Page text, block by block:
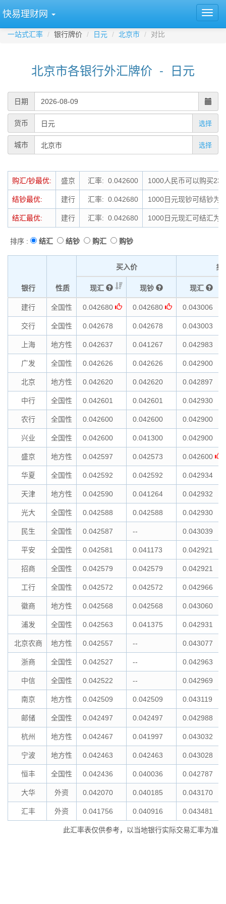
快易理财网
一站式汇率 银行牌价 日元 北京市 对比
北京市各银行外汇牌价 - 日元
日期
货币 选择
城市 选择
购汇/钞最优: 盛京 汇率: 0.042600 1000人民币可以购买
结钞最优: 建行 汇率: 0.042680 1000日元现钞可结钞为
结汇最优: 建行 汇率: 0.042680 1000日元现汇可结汇为
排序 : 结汇 结钞 购汇 购钞
银行 性质
买入价 卖
现汇 现钞 现汇
建行 全国性 0.042680 0.042680 0.043006
交行 全国性 0.042678 0.042678 0.043003
上海 地方性 0.042637 0.041267 0.042983
广发 全国性 0.042626 0.042626 0.042900
北京 地方性 0.042620 0.042620 0.042897
中行 全国性 0.042601 0.042601 0.042930
农行 全国性 0.042600 0.042600 0.042900
兴业 全国性 0.042600 0.041300 0.042900
盛京 地方性 0.042597 0.042573 0.042600
华夏 全国性 0.042592 0.042592 0.042934
天津 地方性 0.042590 0.041264 0.042932
光大 全国性 0.042588 0.042588 0.042930
民生 全国性 0.042587 -- 0.043039
平安 全国性 0.042581 0.041173 0.042921
招商 全国性 0.042579 0.042579 0.042921
工行 全国性 0.042572 0.042572 0.042966
徽商 地方性 0.042568 0.042568 0.043060
浦发 全国性 0.042563 0.041375 0.042931
北京农商 地方性 0.042557 -- 0.043077
浙商 全国性 0.042527 -- 0.042963
中信 全国性 0.042522 -- 0.042969
南京 地方性 0.042509 0.042509 0.043119
邮储 全国性 0.042497 0.042497 0.042988
杭州 地方性 0.042467 0.041997 0.043032
宁波 地方性 0.042463 0.042463 0.043028
恒丰 全国性 0.042436 0.040036 0.042787
大华 外资 0.042070 0.040185 0.043170
汇丰 外资 0.041756 0.040916 0.043481
此汇率表仅供参考，以当地银行实际交易汇率为准